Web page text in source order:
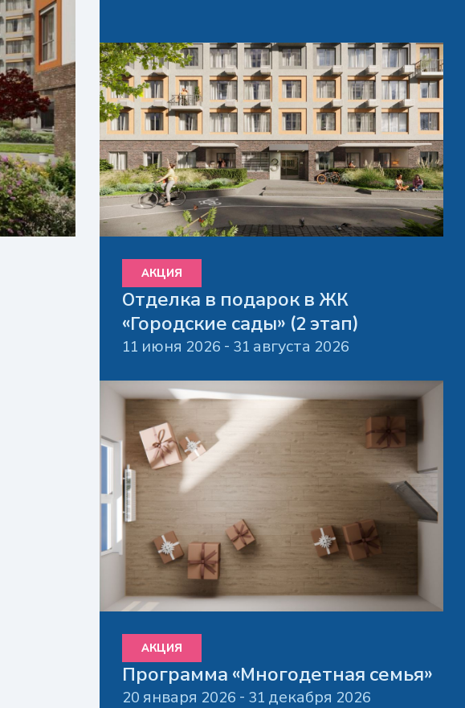
АКЦИЯ
Отделка в подарок в ЖК
«Городские сады» (2 этап)
11 июня 2026 - 31 августа 2026
АКЦИЯ
Программа «Многодетная семья»
20 января 2026 - 31 декабря 2026